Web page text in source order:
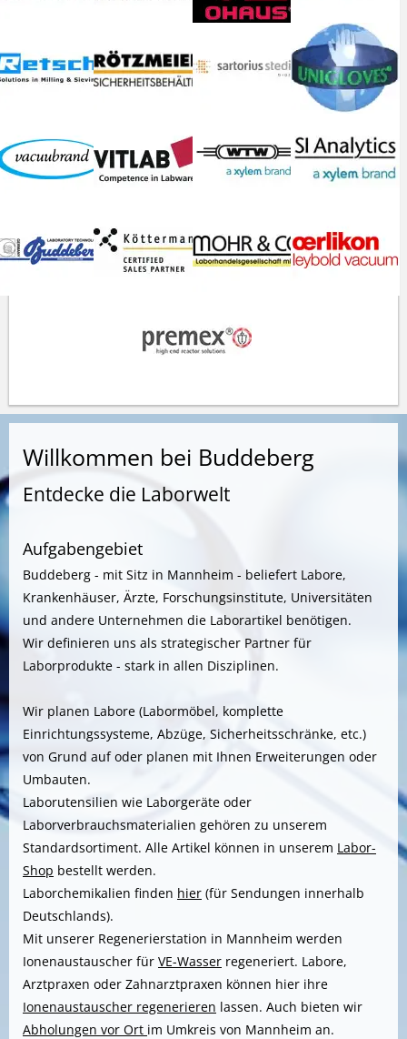
Willkommen bei Buddeberg
Entdecke die Laborwelt
Aufgabengebiet
Buddeberg - mit Sitz in Mannheim - beliefert Labore,
Krankenhäuser, Ärzte, Forschungsinstitute, Universitäten
und andere Unternehmen die Laborartikel benötigen.
Wir definieren uns als strategischer Partner für
Laborprodukte - stark in allen Disziplinen.
Wir planen Labore (Labormöbel, komplette
Einrichtungssysteme, Abzüge, Sicherheitsschränke, etc.)
von Grund auf oder planen mit Ihnen Erweiterungen oder
Umbauten.
Laborutensilien wie Laborgeräte oder
Laborverbrauchsmaterialien gehören zu unserem
Standardsortiment. Alle Artikel können in unserem Labor-
Shop bestellt werden.
Laborchemikalien finden hier (für Sendungen innerhalb
Deutschlands).
Mit unserer Regenerierstation in Mannheim werden
Ionenaustauscher für VE-Wasser regeneriert. Labore,
Arztpraxen oder Zahnarztpraxen können hier ihre
Ionenaustauscher regenerieren lassen. Auch bieten wir
Abholungen vor Ort im Umkreis von Mannheim an.